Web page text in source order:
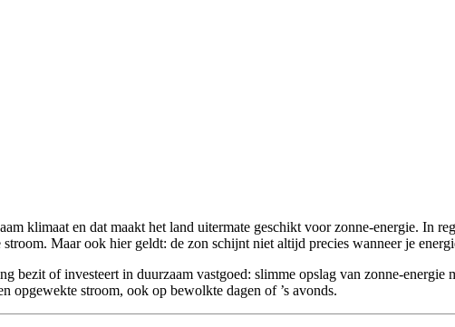
klimaat en dat maakt het land uitermate geschikt voor zonne-energie. In
Maar ook hier geldt: de zon schijnt niet altijd precies wanneer je
bezit of investeert in duurzaam vastgoed: slimme opslag van zonne-
opgewekte stroom, ook op bewolkte dagen of ’s avonds.